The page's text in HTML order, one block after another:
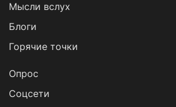
Мысли вслух
Блоги
Горячие точки
Опрос
Cоцсети